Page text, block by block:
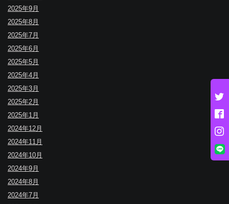
2025年9月
2025年8月
2025年7月
2025年6月
2025年5月
2025年4月
2025年3月
2025年2月
2025年1月
2024年12月
2024年11月
2024年10月
2024年9月
2024年8月
2024年7月